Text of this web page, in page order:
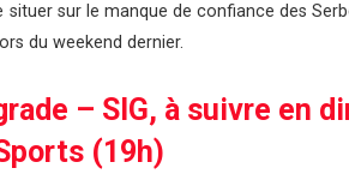
situer sur le manque de confiance des
du weekend dernier.
– SIG, à suivre en
(19h)